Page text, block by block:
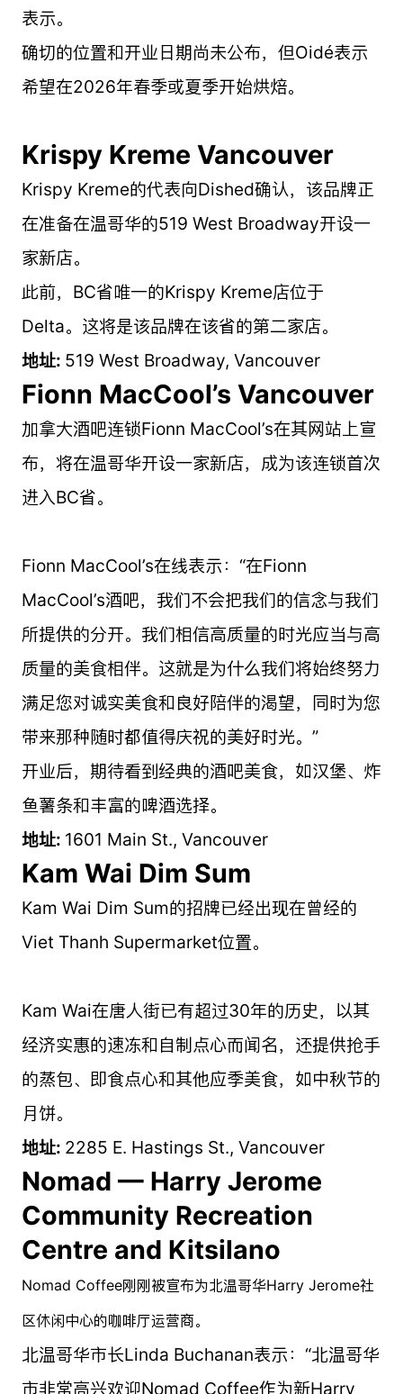
表示。
确切的位置和开业日期尚未公布，但Oidé表示
希望在2026年春季或夏季开始烘焙。
Krispy Kreme Vancouver
Krispy Kreme的代表向Dished确认，该品牌正
在准备在温哥华的519 West Broadway开设一
家新店。
此前，BC省唯一的Krispy Kreme店位于
Delta。这将是该品牌在该省的第二家店。
地址: 519 West Broadway, Vancouver
Fionn MacCool’s Vancouver
加拿大酒吧连锁Fionn MacCool’s在其网站上宣
布，将在温哥华开设一家新店，成为该连锁首次
进入BC省。
Fionn MacCool’s在线表示：“在Fionn
MacCool’s酒吧，我们不会把我们的信念与我们
所提供的分开。我们相信高质量的时光应当与高
质量的美食相伴。这就是为什么我们将始终努力
满足您对诚实美食和良好陪伴的渴望，同时为您
带来那种随时都值得庆祝的美好时光。”
开业后，期待看到经典的酒吧美食，如汉堡、炸
鱼薯条和丰富的啤酒选择。
地址: 1601 Main St., Vancouver
Kam Wai Dim Sum
Kam Wai Dim Sum的招牌已经出现在曾经的
Viet Thanh Supermarket位置。
Kam Wai在唐人街已有超过30年的历史，以其
经济实惠的速冻和自制点心而闻名，还提供抢手
的蒸包、即食点心和其他应季美食，如中秋节的
月饼。
地址: 2285 E. Hastings St., Vancouver
Nomad — Harry Jerome
Community Recreation
Centre and Kitsilano
Nomad Coffee刚刚被宣布为北温哥华Harry Jerome社
区休闲中心的咖啡厅运营商。
北温哥华市长Linda Buchanan表示：“北温哥华
市非常高兴欢迎Nomad Coffee作为新Harry